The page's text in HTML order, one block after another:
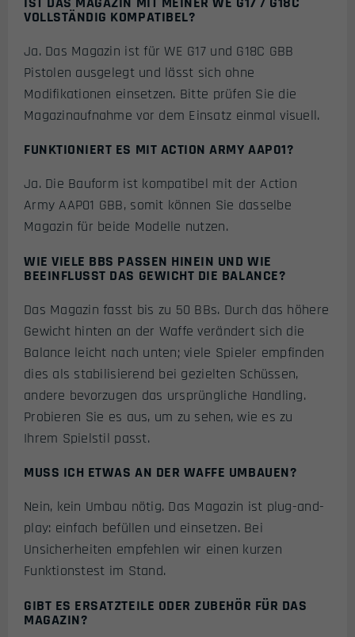
VOLLSTÄNDIG KOMPATIBEL?
Ja. Das Magazin ist für WE G17 und G18C GBB
Pistolen ausgelegt und lässt sich ohne
Modifikationen einsetzen. Bitte prüfen Sie die
Magazinaufnahme vor dem Einsatz einmal visuell.
FUNKTIONIERT ES MIT ACTION ARMY AAP01?
Ja. Die Bauform ist kompatibel mit der Action
Army AAP01 GBB, somit können Sie dasselbe
Magazin für beide Modelle nutzen.
WIE VIELE BBS PASSEN HINEIN UND WIE
BEEINFLUSST DAS GEWICHT DIE BALANCE?
Das Magazin fasst bis zu 50 BBs. Durch das höhere
Gewicht hinten an der Waffe verändert sich die
Balance leicht nach unten; viele Spieler empfinden
dies als stabilisierend bei gezielten Schüssen,
andere bevorzugen das ursprüngliche Handling.
Probieren Sie es aus, um zu sehen, wie es zu
Ihrem Spielstil passt.
MUSS ICH ETWAS AN DER WAFFE UMBAUEN?
Nein, kein Umbau nötig. Das Magazin ist plug-and-
play: einfach befüllen und einsetzen. Bei
Unsicherheiten empfehlen wir einen kurzen
Funktionstest im Stand.
GIBT ES ERSATZTEILE ODER ZUBEHÖR FÜR DAS
MAGAZIN?